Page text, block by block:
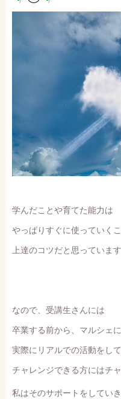
学んだことや育てた能力は
やっぱりすぐに使っていく
上達のコツだと思っています
なので、受講生さんには
卒業する前から、マルシェ
実際にリアルでの活動をし
チャレンジできる方にはチ
私はそのサポートをしてい